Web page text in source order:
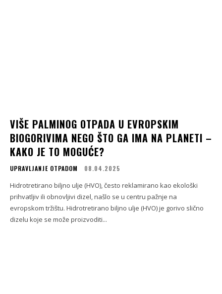
VIŠE PALMINOG OTPADA U EVROPSKIM
BIOGORIVIMA NEGO ŠTO GA IMA NA PLANETI –
KAKO JE TO MOGUĆE?
UPRAVLJANJE OTPADOM 08.04.2025
Hidrotretirano biljno ulje (HVO), često reklamirano kao ekološki
prihvatljiv ili obnovljivi dizel, našlo se u centru pažnje na
evropskom tržištu. Hidrotretirano biljno ulje (HVO) je gorivo slično
dizelu koje se može proizvoditi...